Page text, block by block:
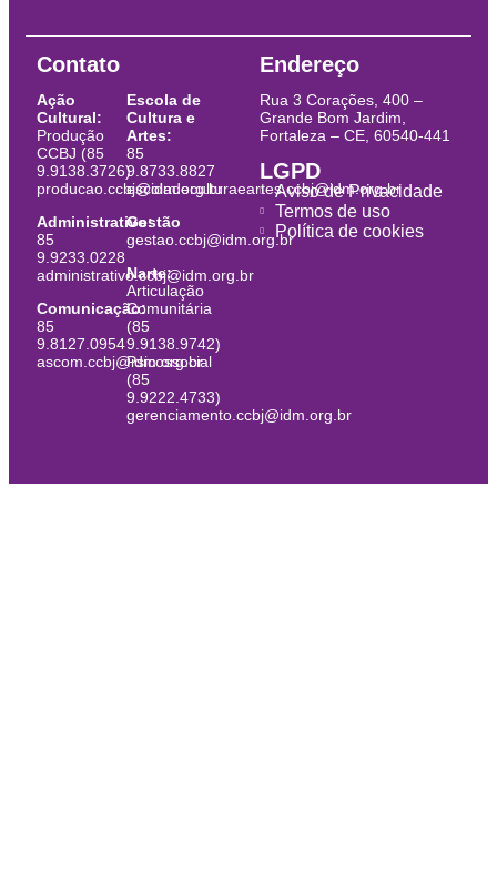
Contato
Ação
Cultural:
Produção
CCBJ (85
9.9138.3726)
producao.ccbj@idm.org.br
Administrativo:
85
9.9233.0228
administrativo.ccbj@idm.org.br
Comunicação:
85
9.8127.0954
ascom.ccbj@idm.org.br
Escola de
Cultura e
Artes:
85
9.8733.8827
escoladeculturaeartes.ccbj@idm.org.br
Gestão
gestao.ccbj@idm.org.br
Narte:
Articulação
Comunitária
(85
9.9138.9742)
Psicossocial
(85
9.9222.4733)
gerenciamento.ccbj@idm.org.br
Endereço
Rua 3 Corações, 400 –
Grande Bom Jardim,
Fortaleza – CE, 60540-441
LGPD
Aviso de Privacidade
Termos de uso
Política de cookies